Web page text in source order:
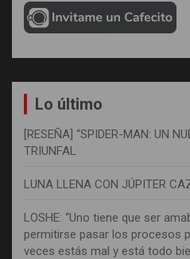
Lo último
[RESEÑA] “SPIDER-MAN: UN
TRIUNFAL
LUNA LLENA CON JÚPITER
LOSHE: “Uno tiene que ser
permitirse pasar los procesos
veces estás mal y está todo